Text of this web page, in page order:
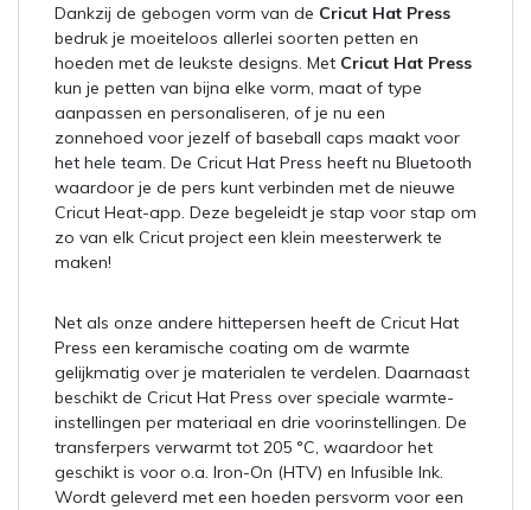
Dankzij de gebogen vorm van de Cricut Hat Press
bedruk je moeiteloos allerlei soorten petten en
hoeden met de leukste designs. Met Cricut Hat Press
kun je petten van bijna elke vorm, maat of type
aanpassen en personaliseren, of je nu een
zonnehoed voor jezelf of baseball caps maakt voor
het hele team. De Cricut Hat Press heeft nu Bluetooth
waardoor je de pers kunt verbinden met de nieuwe
Cricut Heat-app. Deze begeleidt je stap voor stap om
zo van elk Cricut project een klein meesterwerk te
maken!
Net als onze andere hittepersen heeft de Cricut Hat
Press een keramische coating om de warmte
gelijkmatig over je materialen te verdelen. Daarnaast
beschikt de Cricut Hat Press over speciale warmte-
instellingen per materiaal en drie voorinstellingen. De
transferpers verwarmt tot 205 °C, waardoor het
geschikt is voor o.a. Iron-On (HTV) en Infusible Ink.
Wordt geleverd met een hoeden persvorm voor een